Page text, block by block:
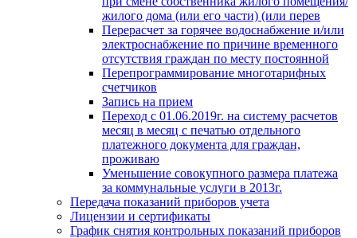
жилого дома (или его части) (или перев
Перерасчет за горячее водоснабжение и/или
электроснабжение по причине временного
отсутствия граждан по месту постоянной
Перепрограммирование многотарифных
счетчиков
Запись на прием
Переход с 01.06.2019г. на систему расчетов
месяц в месяц с печатью отдельного
платежного документа для граждан,
проживаю
Уменьшение совокупного размера платежа
за коммунальные услуги в 2013г.
Передача показаний приборов учета
Лицензии и сертификаты
График снятия контрольных показаний приборов